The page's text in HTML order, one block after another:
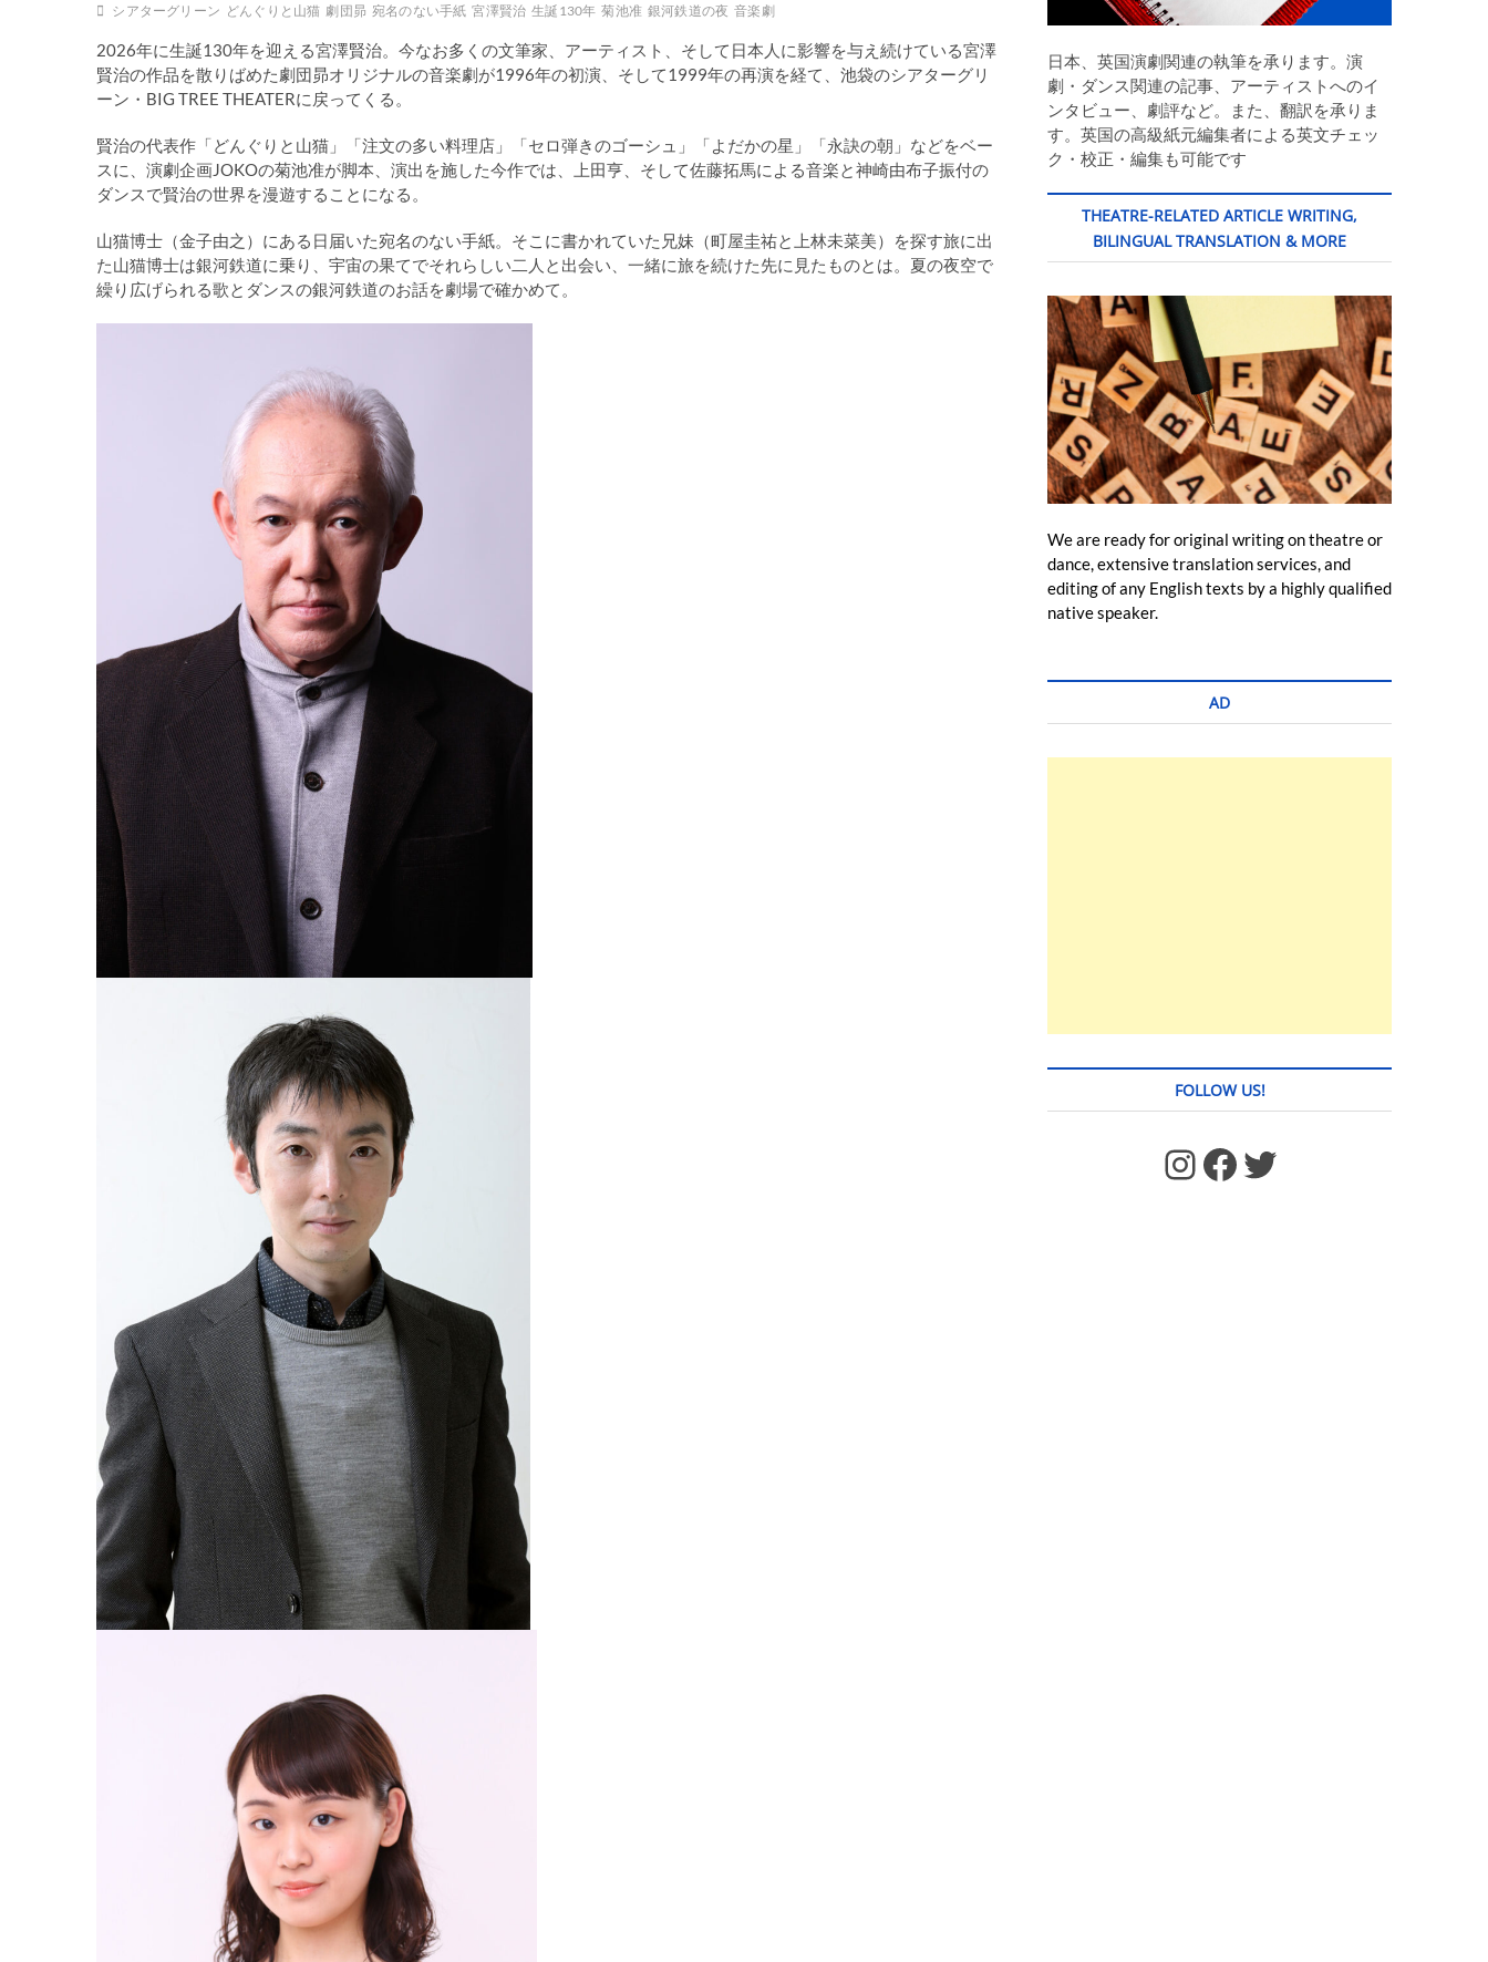
シアターグリーン どんぐりと山猫 劇団昴 宛名のない手紙 宮澤賢治 生誕130年 菊池准 銀河鉄道の夜 音楽劇
2026年に生誕130年を迎える宮澤賢治。今なお多くの文筆家、アーティスト、そして日本人に影響を与え続けている宮澤
賢治の作品を散りばめた劇団昴オリジナルの音楽劇が1996年の初演、そして1999年の再演を経て、池袋のシアターグリ
ーン・BIG TREE THEATERに戻ってくる。
賢治の代表作「どんぐりと山猫」「注文の多い料理店」「セロ弾きのゴーシュ」「よだかの星」「永訣の朝」などをベー
スに、演劇企画JOKOの菊池准が脚本、演出を施した今作では、上田亨、そして佐藤拓馬による音楽と神崎由布子振付の
ダンスで賢治の世界を漫遊することになる。
山猫博士（金子由之）にある日届いた宛名のない手紙。そこに書かれていた兄妹（町屋圭祐と上林未菜美）を探す旅に出
た山猫博士は銀河鉄道に乗り、宇宙の果てでそれらしい二人と出会い、一緒に旅を続けた先に見たものとは。夏の夜空で
繰り広げられる歌とダンスの銀河鉄道のお話を劇場で確かめて。
日本、英国演劇関連の執筆を承ります。演
劇・ダンス関連の記事、アーティストへのイ
ンタビュー、劇評など。また、翻訳を承りま
す。英国の高級紙元編集者による英文チェッ
ク・校正・編集も可能です
THEATRE-RELATED ARTICLE WRITING,
BILINGUAL TRANSLATION & MORE
We are ready for original writing on theatre or
dance, extensive translation services, and
editing of any English texts by a highly qualified
native speaker.
AD
FOLLOW US!
https://www.facebook.com/jstages/ Facebook Twitter